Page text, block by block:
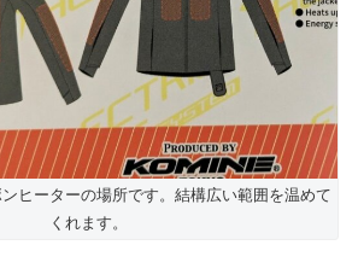
ヒーターの場所です。結構広い範囲を温めて
くれます。